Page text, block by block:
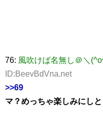
76: 風吹けば名無し＠＼
ID:BeevBdVna.net
>>69
マ？めっちゃ楽しみにし